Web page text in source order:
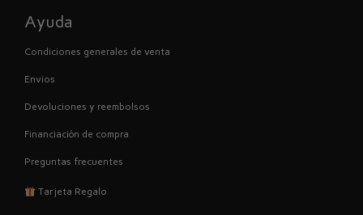
Ayuda
Condiciones generales de venta
Envios
Devoluciones y reembolsos
Financiación de compra
Preguntas frecuentes
Tarjeta Regalo